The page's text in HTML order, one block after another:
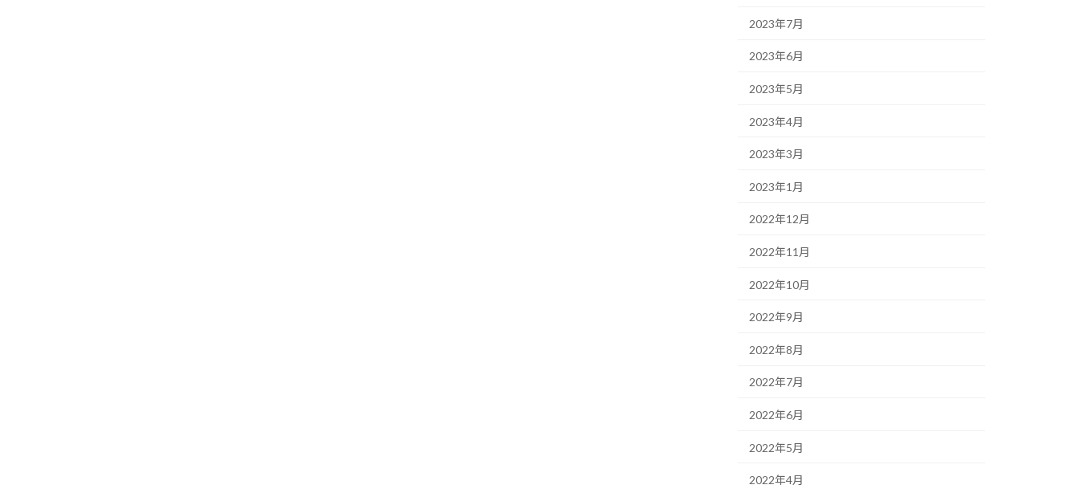
2023年7月
2023年6月
2023年5月
2023年4月
2023年3月
2023年1月
2022年12月
2022年11月
2022年10月
2022年9月
2022年8月
2022年7月
2022年6月
2022年5月
2022年4月